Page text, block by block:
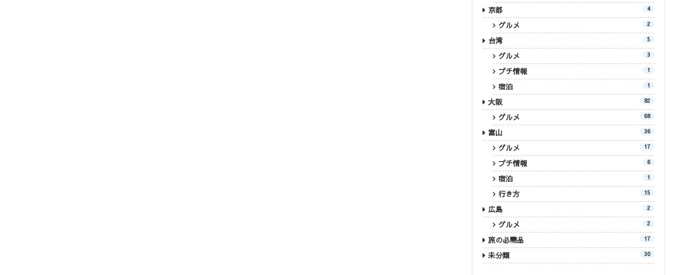
京都 4
グルメ 2
台湾 5
グルメ 3
プチ情報 1
宿泊 1
大阪 82
グルメ 68
富山 36
グルメ 17
プチ情報 6
宿泊 1
行き方 15
広島 2
グルメ 2
旅の必需品 17
未分類 30